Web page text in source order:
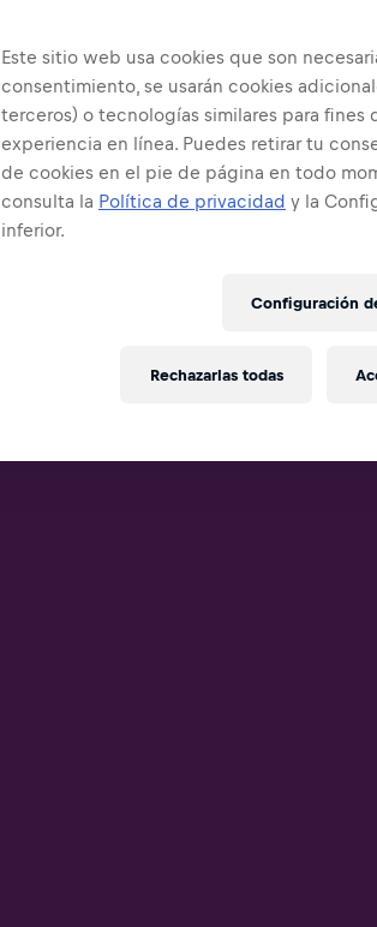
Este sitio web usa cookies que son
consentimiento, se usarán cookies
terceros) o tecnologías similares para fines
experiencia en línea. Puedes retirar tu
de cookies en el pie de página en todo
consulta la Política de privacidad y la
inferior.
Configuración
Rechazarlas todas